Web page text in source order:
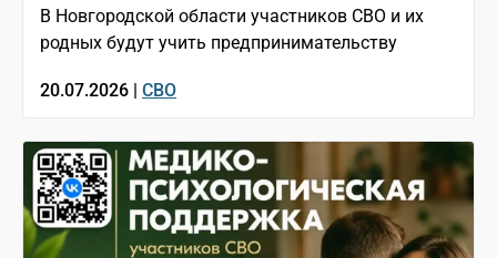
В Новгородской области участников СВО и их
родных будут учить предпринимательству
20.07.2026 | СВО